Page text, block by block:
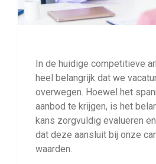
In de huidige competitieve
heel belangrijk dat we
overwegen. Hoewel het
aanbod te krijgen, is het
kans zorgvuldig evalueren
dat deze aansluit bij onze
waarden.